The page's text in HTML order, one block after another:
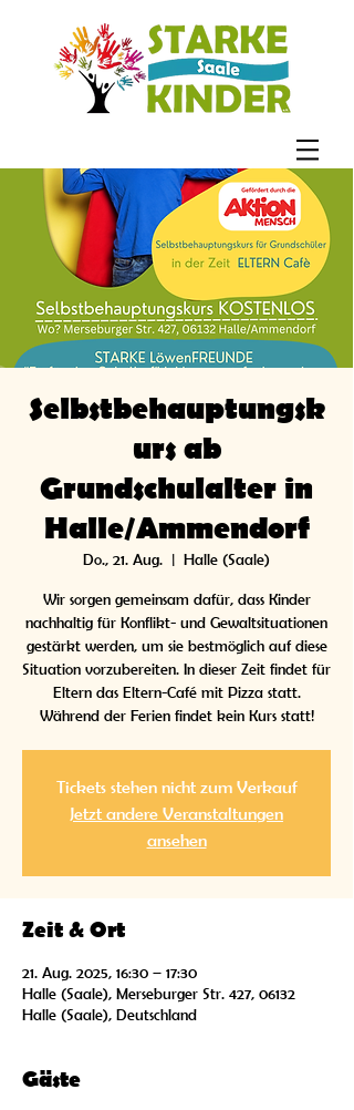
Selbstbehauptungsk
urs ab
Grundschulalter in
Halle/Ammendorf
Do., 21. Aug.
  |
Halle (Saale)
Wir sorgen gemeinsam dafür, dass Kinder
nachhaltig für Konflikt- und Gewaltsituationen
gestärkt werden, um sie bestmöglich auf diese
Situation vorzubereiten. In dieser Zeit findet für
Eltern das Eltern-Café mit Pizza statt.
Während der Ferien findet kein Kurs statt!
Tickets stehen nicht zum Verkauf
Jetzt andere Veranstaltungen
ansehen
Zeit & Ort
21. Aug. 2025, 16:30 – 17:30
Halle (Saale), Merseburger Str. 427, 06132
Halle (Saale), Deutschland
Gäste